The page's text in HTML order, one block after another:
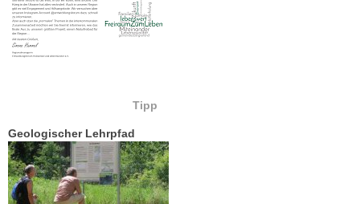
Tipp
Geologischer Lehrpfad